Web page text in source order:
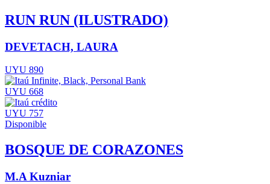
RUN RUN (ILUSTRADO)
DEVETACH, LAURA
UYU 890
UYU 668
UYU 757
Disponible
BOSQUE DE CORAZONES
M.A Kuzniar